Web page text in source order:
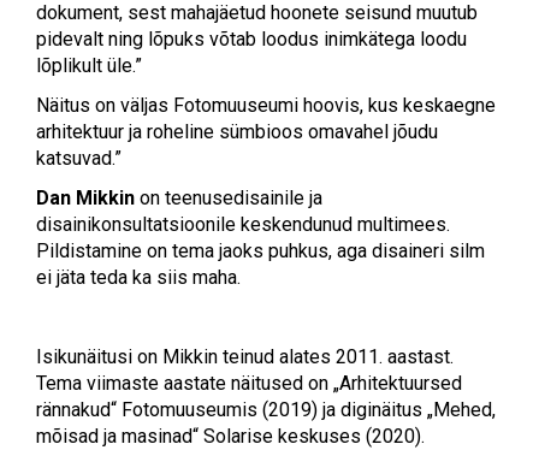
dokument, sest mahajäetud hoonete seisund muutub
pidevalt ning lõpuks võtab loodus inimkätega loodu
lõplikult üle.”
Näitus on väljas Fotomuuseumi hoovis, kus keskaegne
arhitektuur ja roheline sümbioos omavahel jõudu
katsuvad.”
Dan Mikkin on teenusedisainile ja
disainikonsultatsioonile keskendunud multimees.
Pildistamine on tema jaoks puhkus, aga disaineri silm
ei jäta teda ka siis maha.
Isikunäitusi on Mikkin teinud alates 2011. aastast.
Tema viimaste aastate näitused on „Arhitektuursed
rännakud“ Fotomuuseumis (2019) ja diginäitus „Mehed,
mõisad ja masinad“ Solarise keskuses (2020).